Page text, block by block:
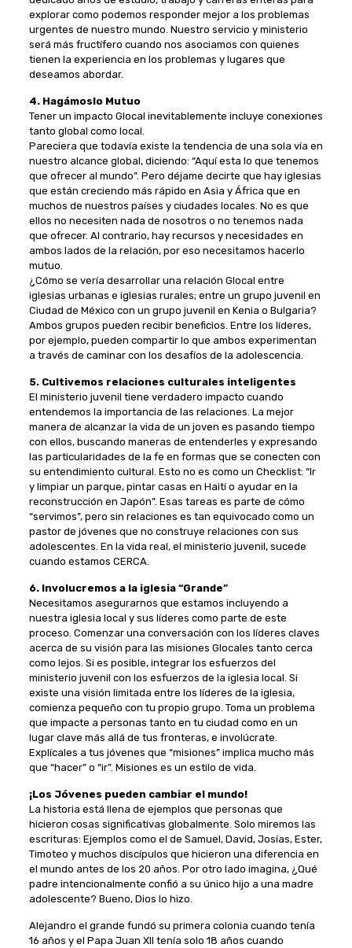
explorar como podemos responder mejor a los problemas
urgentes de nuestro mundo. Nuestro servicio y ministerio
será más fructífero cuando nos asociamos con quienes
tienen la experiencia en los problemas y lugares que
deseamos abordar.
4. Hagámoslo Mutuo
Tener un impacto Glocal inevitablemente incluye conexiones
tanto global como local.
Pareciera que todavía existe la tendencia de una sola vía en
nuestro alcance global, diciendo: “Aquí esta lo que tenemos
que ofrecer al mundo”. Pero déjame decirte que hay iglesias
que están creciendo más rápido en Asia y África que en
muchos de nuestros países y ciudades locales. No es que
ellos no necesiten nada de nosotros o no tenemos nada
que ofrecer. Al contrario, hay recursos y necesidades en
ambos lados de la relación, por eso necesitamos hacerlo
mutuo.
¿Cómo se vería desarrollar una relación Glocal entre
iglesias urbanas e iglesias rurales; entre un grupo juvenil en
Ciudad de México con un grupo juvenil en Kenia o Bulgaria?
Ambos grupos pueden recibir beneficios. Entre los líderes,
por ejemplo, pueden compartir lo que ambos experimentan
a través de caminar con los desafíos de la adolescencia.
5. Cultivemos relaciones culturales inteligentes
El ministerio juvenil tiene verdadero impacto cuando
entendemos la importancia de las relaciones. La mejor
manera de alcanzar la vida de un joven es pasando tiempo
con ellos, buscando maneras de entenderles y expresando
las particularidades de la fe en formas que se conecten con
su entendimiento cultural. Esto no es como un Checklist: “Ir
y limpiar un parque, pintar casas en Haití o ayudar en la
reconstrucción en Japón”. Esas tareas es parte de cómo
“servimos”, pero sin relaciones es tan equivocado como un
pastor de jóvenes que no construye relaciones con sus
adolescentes. En la vida real, el ministerio juvenil, sucede
cuando estamos CERCA.
6. Involucremos a la iglesia “Grande”
Necesitamos asegurarnos que estamos incluyendo a
nuestra iglesia local y sus líderes como parte de este
proceso. Comenzar una conversación con los líderes claves
acerca de su visión para las misiones Glocales tanto cerca
como lejos. Si es posible, integrar los esfuerzos del
ministerio juvenil con los esfuerzos de la iglesia local. Si
existe una visión limitada entre los líderes de la iglesia,
comienza pequeño con tu propio grupo. Toma un problema
que impacte a personas tanto en tu ciudad como en un
lugar clave más allá de tus fronteras, e involúcrate.
Explícales a tus jóvenes que “misiones” implica mucho más
que “hacer” o “ir”. Misiones es un estilo de vida.
¡Los Jóvenes pueden cambiar el mundo!
La historia está llena de ejemplos que personas que
hicieron cosas significativas globalmente. Solo miremos las
escrituras: Ejemplos como el de Samuel, David, Josías, Ester,
Timoteo y muchos discípulos que hicieron una diferencia en
el mundo antes de los 20 años. Por otro lado imagina, ¿Qué
padre intencionalmente confió a su único hijo a una madre
adolescente? Bueno, Dios lo hizo.
Alejandro el grande fundó su primera colonia cuando tenía
16 años y el Papa Juan XII tenía solo 18 años cuando